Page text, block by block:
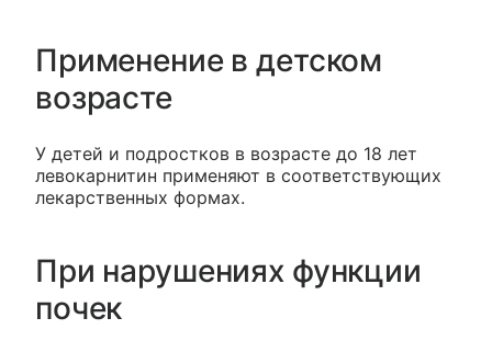
Применение в детском
возрасте
У детей и подростков в возрасте до 18 лет
левокарнитин применяют в соответствующих
лекарственных формах.
При нарушениях функции
почек